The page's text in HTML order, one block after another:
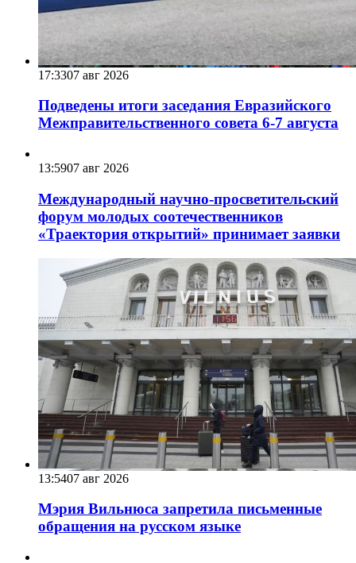
17:3307 авг 2026
Подведены итоги заседания Евразийского
Межправительственного совета 6-7 августа
13:5907 авг 2026
Международный научно-просветительский
форум молодых соотечественников
«Траектория открытий» принимает заявки
13:5407 авг 2026
Мэрия Вильнюса запретила письменные
обращения на русском языке